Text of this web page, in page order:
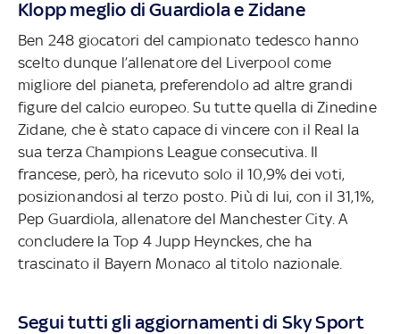
Klopp meglio di Guardiola e Zidane
Ben 248 giocatori del campionato tedesco hanno
scelto dunque l’allenatore del Liverpool come
migliore del pianeta, preferendolo ad altre grandi
figure del calcio europeo. Su tutte quella di Zinedine
Zidane, che è stato capace di vincere con il Real la
sua terza Champions League consecutiva. Il
francese, però, ha ricevuto solo il 10,9% dei voti,
posizionandosi al terzo posto. Più di lui, con il 31,1%,
Pep Guardiola, allenatore del Manchester City. A
concludere la Top 4 Jupp Heynckes, che ha
trascinato il Bayern Monaco al titolo nazionale.
Segui tutti gli aggiornamenti di Sky Sport